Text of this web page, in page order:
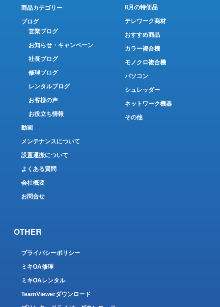
商品カテゴリー
ブログ
営業ブログ
お知らせ・キャンペーン
社長ブログ
修理ブログ
レンタルブログ
お客様の声
お役立ち情報
動画
メンテナンスについて
設置運搬について
よくある質問
会社概要
お問合せ
8月の特価品
テレワーク商材
おすすめ商品
カラー複合機
モノクロ複合機
パソコン
シュレッダー
ネットワーク機器
その他
OTHER
プライバシーポリシー
ミキOA修理
ミキOAレンタル
TeamViewerダウンロード